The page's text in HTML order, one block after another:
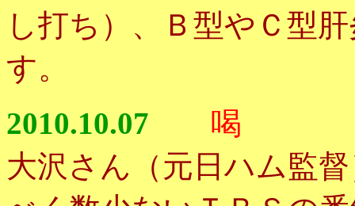
し打ち）、Ｂ型やＣ型
す。
2010.10.07
喝
大沢さん（元日ハム監